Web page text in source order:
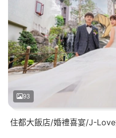
93
住都大飯店/婚禮喜宴/J-